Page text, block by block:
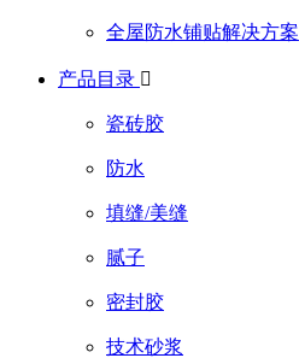
全屋防水铺贴解决方案
产品目录 
瓷砖胶
防水
填缝/美缝
腻子
密封胶
技术砂浆